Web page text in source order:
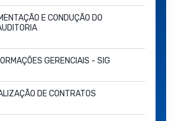
E CONDUÇÃO DO
GERENCIAIS - SIG
DE CONTRATOS